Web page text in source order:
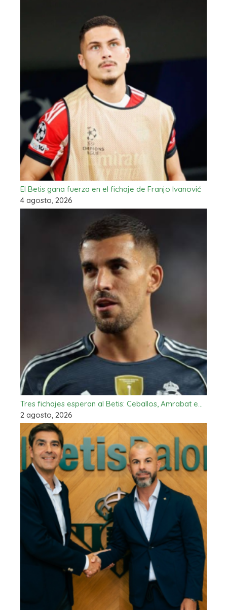
El Betis gana fuerza en el fichaje de Franjo Ivanović
4 agosto, 2026
Tres fichajes esperan al Betis: Ceballos, Amrabat e…
2 agosto, 2026